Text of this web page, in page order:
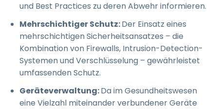
und Best Practices zu deren Abwehr informieren.
Mehrschichtiger Schutz:Der Einsatz eines
mehrschichtigen Sicherheitsansatzes – die
Kombination von Firewalls, Intrusion-Detection-
Systemen und Verschlüsselung – gewährleistet
umfassenden Schutz.
Geräteverwaltung:Da im Gesundheitswesen
eine Vielzahl miteinander verbundener Geräte